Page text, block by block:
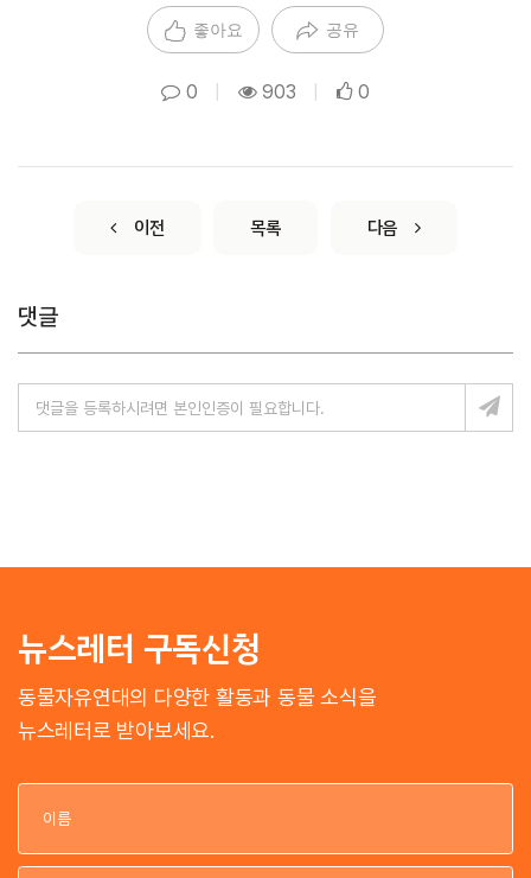
좋아요 공유
0 903 0
이전 목록 다음
댓글
뉴스레터 구독신청
동물자유연대의 다양한 활동과 동물 소식을
뉴스레터로 받아보세요.
이